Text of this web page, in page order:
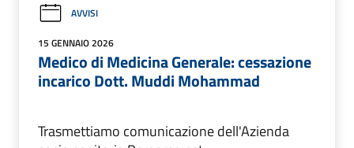
AVVISI
15 GENNAIO 2026
Medico di Medicina Generale: cessazione
incarico Dott. Muddi Mohammad
Trasmettiamo comunicazione dell'Azienda